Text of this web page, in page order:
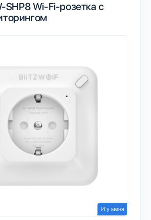
SHP8 Wi-Fi-розетка с
И у меня